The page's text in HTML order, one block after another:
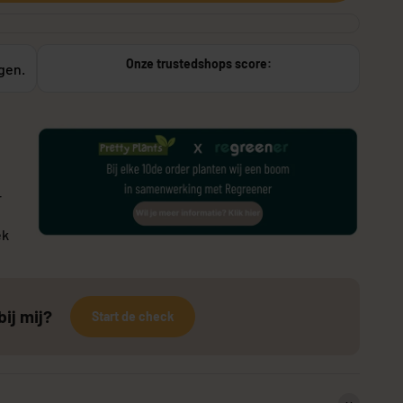
Onze trustedshops score:
mij? Start de check